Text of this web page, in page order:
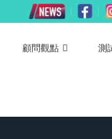
顧問觀點 測